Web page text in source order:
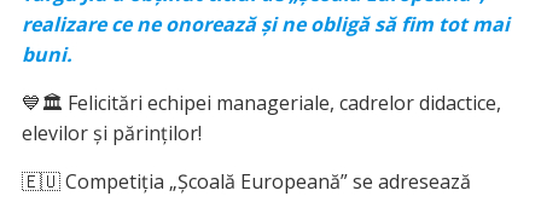
realizare ce ne onorează și ne obligă să fim tot mai
buni.
💙🏛 Felicitări echipei manageriale, cadrelor didactice,
elevilor și părinților!
🇪🇺 Competiția „Şcoală Europeană” se adresează